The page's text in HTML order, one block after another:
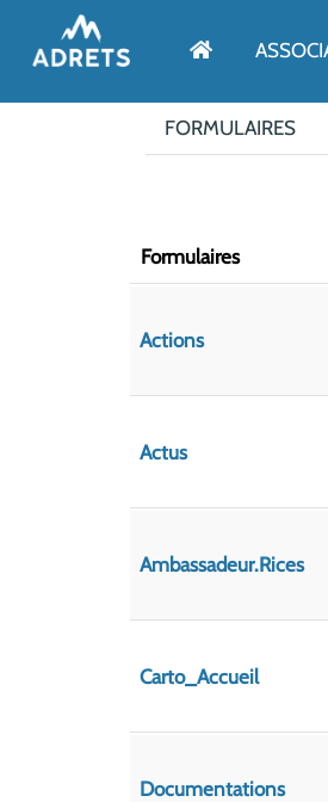
FORMULAIRES
Formulaires
Actions
Actus
Ambassadeur.rices
Carto_Accueil
Documentations